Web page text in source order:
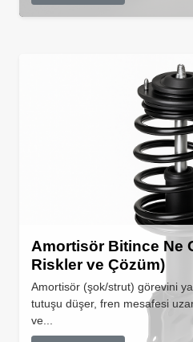
Amortisör Bitince Ne
Riskler ve Çözüm)
Amortisör (şok/strut) görevini
tutuşu düşer, fren mesafesi
ve...